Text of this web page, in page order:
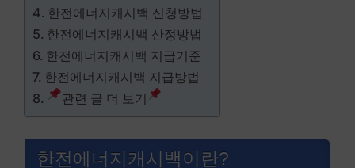
한전에너지캐시백 신청방법
한전에너지캐시백 산정방법
한전에너지캐시백 지급기준
한전에너지캐시백 지급방법
관련 글 더 보기
한전에너지캐시백이란?